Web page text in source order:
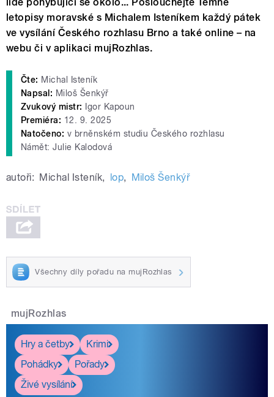
letopisy moravské s Michalem Isteníkem každý pátek
ve vysílání Českého rozhlasu Brno a také online – na
webu či v aplikaci mujRozhlas.
Čte: Michal Isteník
Napsal: Miloš Šenkýř
Zvukový mistr:
Igor Kapoun
Premiéra: 12. 9. 2025
Natočeno: v brněnském studiu Českého rozhlasu
Námět: Julie Kalodová
autoři: Michal Isteník, lop, Miloš Šenkýř
Všechny díly pořadu na mujRozhlas
mujRozhlas
Hry a četby
Krimi
Pohádky
Pořady
Živé vysílání